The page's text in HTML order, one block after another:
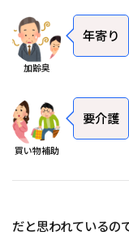
加齢臭
年寄り
買い物補助
要介護
だと思われているので